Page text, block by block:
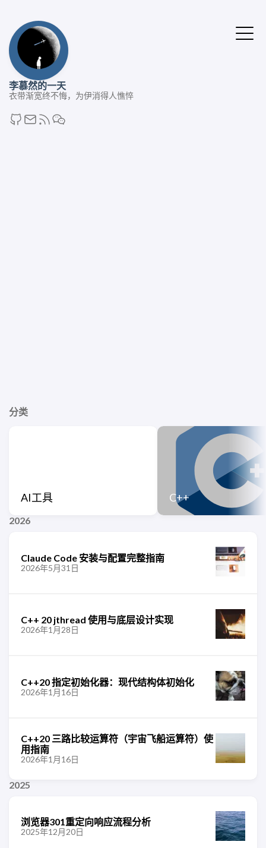
李慕然的一天
衣带渐宽终不悔，为伊消得人憔悴
分类
AI工具 C++
2026
Claude Code 安装与配置完整指南
2026年5月31日
C++ 20 jthread 使用与底层设计实现
2026年1月28日
C++20 指定初始化器：现代结构体初始化
2026年1月16日
C++20 三路比较运算符（宇宙飞船运算符）使
用指南
2026年1月16日
2025
浏览器301重定向响应流程分析
2025年12月20日